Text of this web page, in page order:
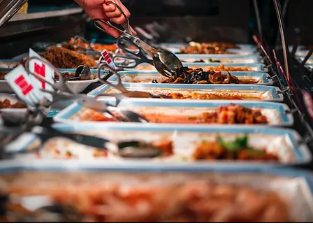
Private Feiern